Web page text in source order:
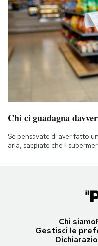
Chi ci guadagna
Se pensavate di aver fatto
aria, sappiate che il
Chi siamo
Gestisci le